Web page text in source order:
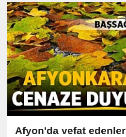
Afyon'da vefat edenler